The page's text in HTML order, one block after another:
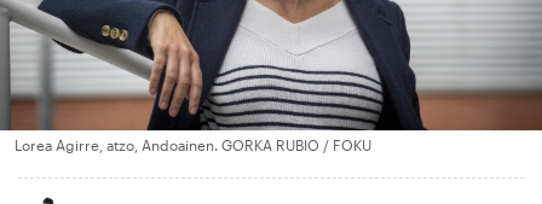
Lorea Agirre, atzo, Andoainen. GORKA RUBIO / FOKU